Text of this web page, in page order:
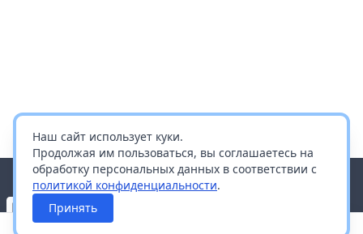
Наш сайт использует куки.
Продолжая им пользоваться, вы соглашаетесь на
обработку персональных данных в соответствии с
политикой конфиденциальности.
Принять